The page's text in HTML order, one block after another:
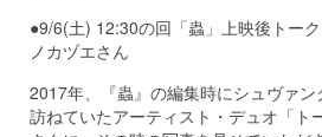
●9/6(土) 12:30の回「蟲」上映後トー
ノカヅエさん
2017年、『蟲』の編集時にシュヴァ
訪ねていたアーティスト・デュオ「ト